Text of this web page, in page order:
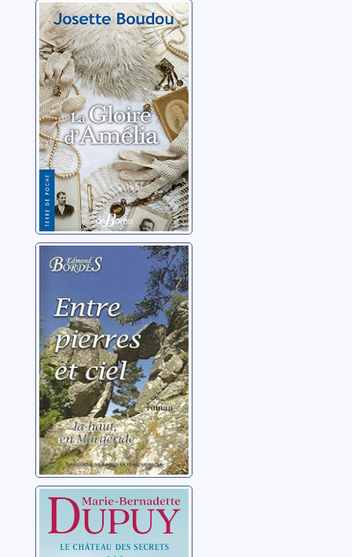
La gloire
d'Amélia
Boudou, Josette
Entre pierres et
ciel: là-haut, en
Margeride
Bordes, Edmond
Le château des
secrets 03: Les
coeurs apaisés